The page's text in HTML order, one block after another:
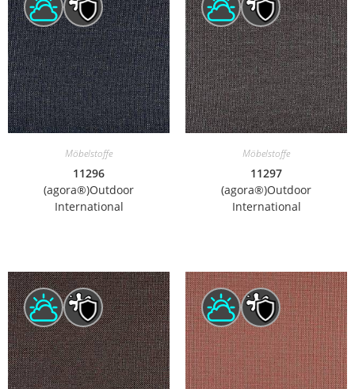
Möbelstoffe
11296
(agora®)Outdoor
International
Möbelstoffe
11297
(agora®)Outdoor
International